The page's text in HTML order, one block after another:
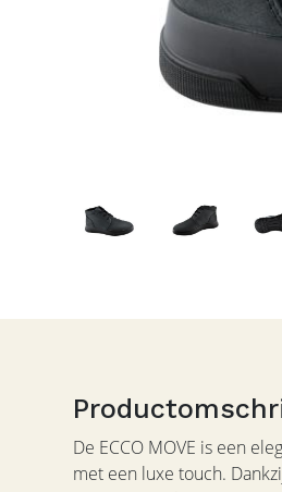
De ECCO MOVE is een
met een luxe touch.